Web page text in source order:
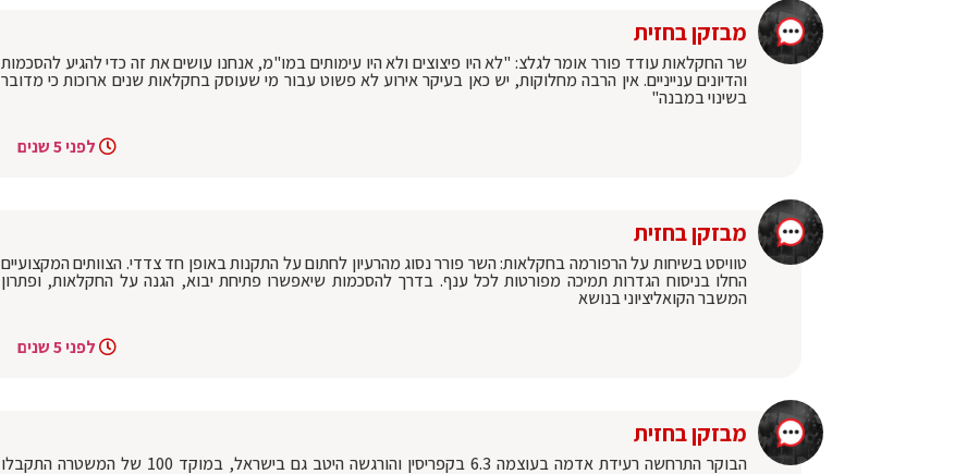
מבזקן בחזית
‏שר החקלאות ‎עודד פורר אומר לגלצ: "לא היו פיצוצים ולא היו עימותים במו"מ, אנחנו עושים את זה כדי להגיע להסכמות
והדיונים ענייניים. אין הרבה מחלוקות, יש כאן בעיקר אירוע לא פשוט עבור מי שעוסק בחקלאות שנים ארוכות כי מדובר
בשינוי במבנה"
לפני 5 שנים
מבזקן בחזית
‏טוויסט בשיחות על הרפורמה בחקלאות: השר פורר נסוג מהרעיון לחתום על התקנות באופן חד צדדי. הצוותים המקצועיים
החלו בניסוח הגדרות תמיכה מפורטות לכל ענף. בדרך להסכמות שיאפשרו פתיחת יבוא, הגנה על החקלאות, ופתרון
המשבר הקואליציוני בנושא
לפני 5 שנים
מבזקן בחזית
הבוקר התרחשה רעידת אדמה בעוצמה 6.3 בקפריסין והורגשה היטב גם בישראל, במוקד 100 של המשטרה התקבלו